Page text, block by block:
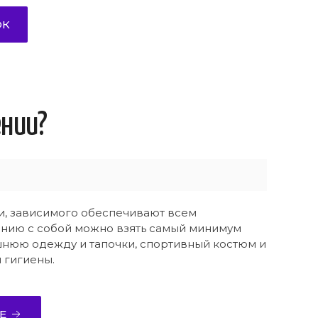
зависимого обеспечивают всем
с собой можно взять самый минимум
одежду и тапочки, спортивный костюм и
гигиены.